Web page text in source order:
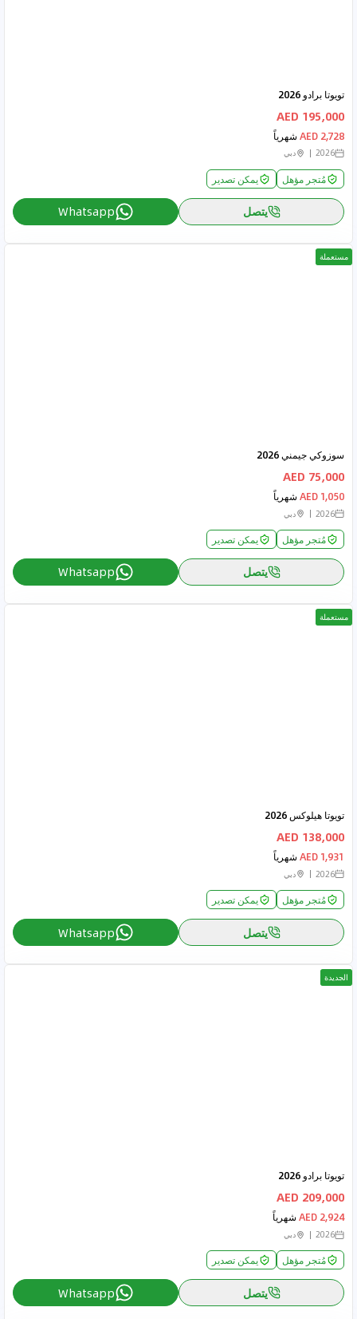
تويوتا برادو 2026
195,000 AED
2,728 AED شهرياً
2026 دبي
مُتجر مؤهل يمكن تصدير
يتصل Whatsapp
مستعملة
سوزوكي جيمني 2026
75,000 AED
1,050 AED شهرياً
2026 دبي
مُتجر مؤهل يمكن تصدير
يتصل Whatsapp
مستعملة
تويوتا هيلوكس 2026
138,000 AED
1,931 AED شهرياً
2026 دبي
مُتجر مؤهل يمكن تصدير
يتصل Whatsapp
الجديدة
تويوتا برادو 2026
209,000 AED
2,924 AED شهرياً
2026 دبي
مُتجر مؤهل يمكن تصدير
يتصل Whatsapp